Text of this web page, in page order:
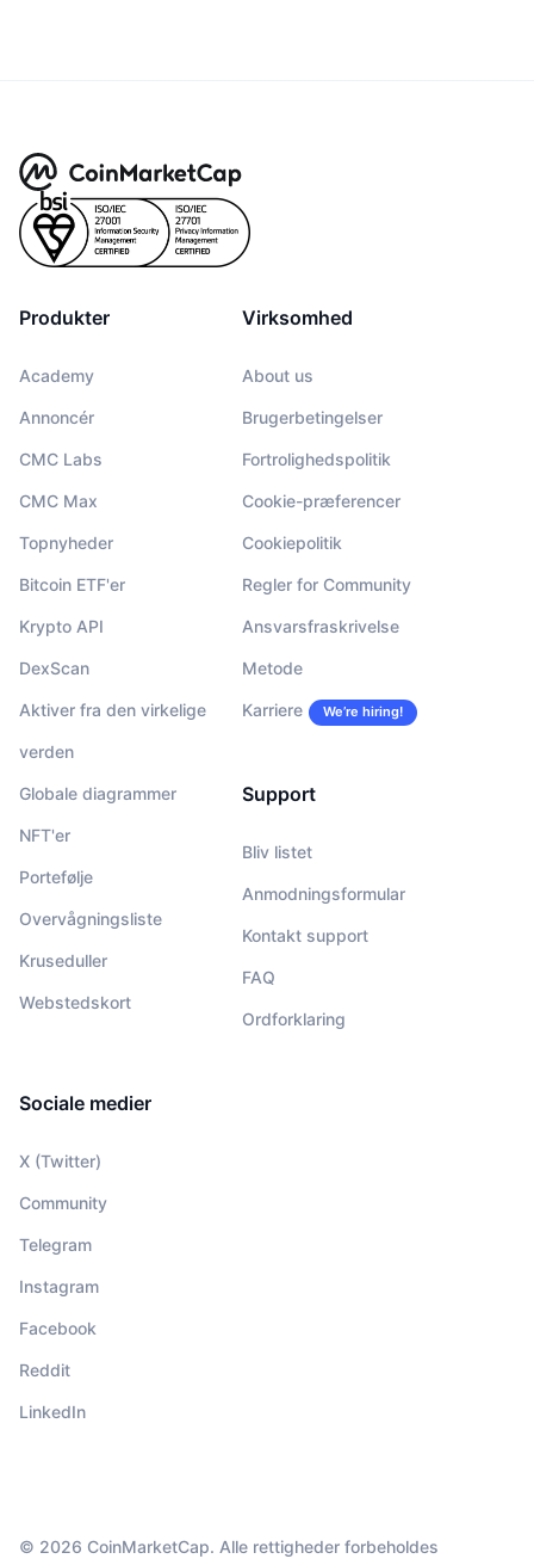
Produkter
Academy
Annoncér
CMC Labs
CMC Max
Topnyheder
Bitcoin ETF'er
Krypto API
DexScan
Aktiver fra den virkelige
verden
Globale diagrammer
NFT'er
Portefølje
Overvågningsliste
Kruseduller
Webstedskort
Virksomhed
About us
Brugerbetingelser
Fortrolighedspolitik
Cookie-præferencer
Cookiepolitik
Regler for Community
Ansvarsfraskrivelse
Metode
Karriere We’re hiring!
Support
Bliv listet
Anmodningsformular
Kontakt support
FAQ
Ordforklaring
Sociale medier
X (Twitter)
Community
Telegram
Instagram
Facebook
Reddit
LinkedIn
© 2026 CoinMarketCap. Alle rettigheder forbeholdes